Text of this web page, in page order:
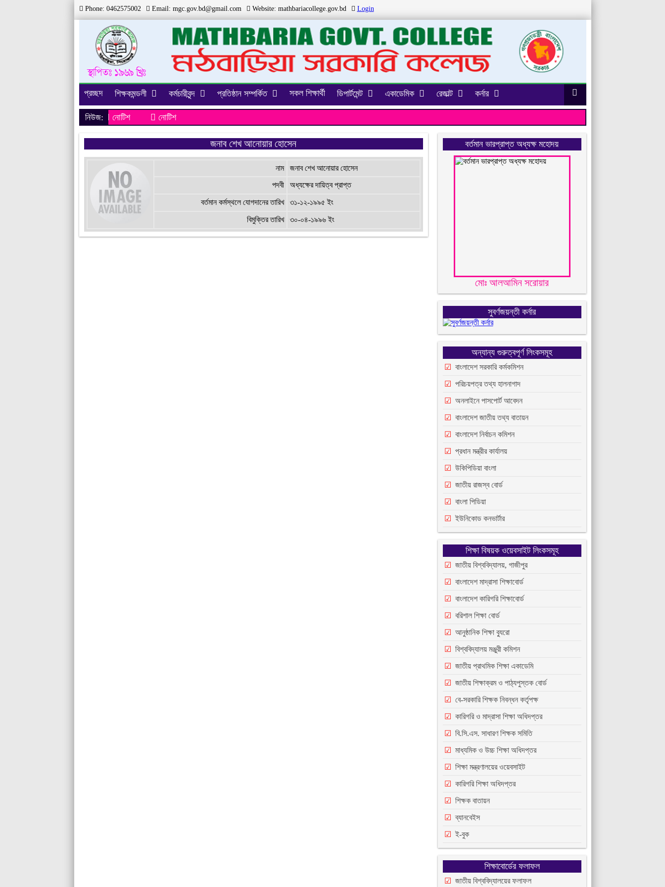
Phone: 0462575002 Email: mgc.gov.bd@gmail.com Website: mathbariacollege.gov.bd Login
প্রচ্ছদ শিক্ষকমন্ডলী কর্মচারীবৃন্দ প্রতিষ্ঠান সম্পর্কিত সকল শিক্ষার্থী ডিপার্টমেন্ট একাডেমিক রেজাল্ট কর্নার
নিউজ: নোটিশ
নোটিশ
জনাব শেখ আনোয়ার হোসেন
নাম
জনাব শেখ আনোয়ার হোসেন
পদবী
অধ্যক্ষের দায়িত্ব প্রাপ্ত
বর্তমান কর্মস্থলে যোগদানের তারিখ ৩১-১২-১৯৯৫ ইং
বিমুক্তির তারিখ ৩০-০৪-১৯৯৬ ইং
বর্তমান ভারপ্রাপ্ত অধ্যক্ষ মহোদয়
মোঃ আলআমিন সরোয়ার
সুবর্ণজয়ন্তী কর্নার
অন্যান্য গুরুত্বপূর্ণ লিংকসমূহ
বাংলাদেশ সরকারি কর্মকমিশন
পরিচয়পত্র তথ্য হালনাগাদ
অনলাইনে পাসপোর্ট আবেদন
বাংলাদেশ জাতীয় তথ্য বাতায়ন
বাংলাদেশ নির্বাচন কমিশন
প্রধান মন্ত্রীর কার্যালয়
উকিপিডিয়া বাংলা
জাতীয় রাজস্ব বোর্ড
বাংলা পিডিয়া
ইউনিকোড কনভার্টার
শিক্ষা বিষয়ক ওয়েবসাইট লিংকসমূহ
জাতীয় বিশ্ববিদ্যালয়, গাজীপুর
বাংলাদেশ মাদ্রাসা শিক্ষাবোর্ড
বাংলাদেশ কারিগরি শিক্ষাবোর্ড
বরিশাল শিক্ষা বোর্ড
আনুষ্ঠানিক শিক্ষা ব্যুরো
বিশ্ববিদ্যালয় মঞ্জুরী কমিশন
জাতীয় প্রাথমিক শিক্ষা একাডেমি
জাতীয় শিক্ষাক্রম ও পাঠ্যপুস্তক বোর্ড
বে-সরকারি শিক্ষক নিবন্ধন কর্তৃপক্ষ
কারিগরি ও মাদ্রাসা শিক্ষা অধিদপ্তর
বি.সি.এস. সাধারণ শিক্ষক সমিতি
মাধ্যমিক ও উচ্চ শিক্ষা অধিদপ্তর
শিক্ষা মন্ত্রণালয়ের ওয়েবসাইট
কারিগরি শিক্ষা অধিদপ্তর
শিক্ষক বাতায়ন
ব্যানবেইস
ই-বুক
শিক্ষাবোর্ডের ফলাফল
জাতীয় বিশ্ববিদ্যালয়ের ফলাফল